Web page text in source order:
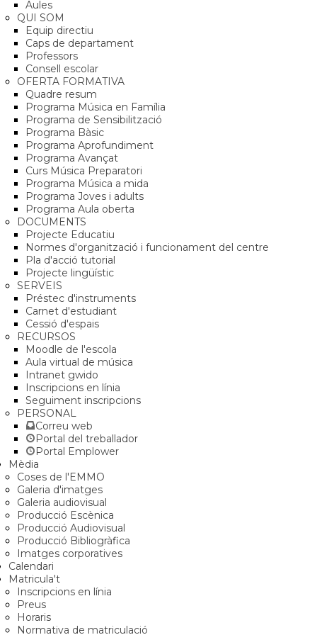
Aules
QUI SOM
Equip directiu
Caps de departament
Professors
Consell escolar
OFERTA FORMATIVA
Quadre resum
Programa Música en Família
Programa de Sensibilització
Programa Bàsic
Programa Aprofundiment
Programa Avançat
Curs Música Preparatori
Programa Música a mida
Programa Joves i adults
Programa Aula oberta
DOCUMENTS
Projecte Educatiu
Normes d'organització i funcionament del centre
Pla d'acció tutorial
Projecte lingüístic
SERVEIS
Préstec d'instruments
Carnet d'estudiant
Cessió d'espais
RECURSOS
Moodle de l'escola
Aula virtual de música
Intranet gwido
Inscripcions en línia
Seguiment inscripcions
PERSONAL
Correu web
Portal del treballador
Portal Emplower
Mèdia
Coses de l'EMMO
Galeria d'imatges
Galeria audiovisual
Producció Escènica
Producció Audiovisual
Producció Bibliogràfica
Imatges corporatives
Calendari
Matricula't
Inscripcions en línia
Preus
Horaris
Normativa de matriculació